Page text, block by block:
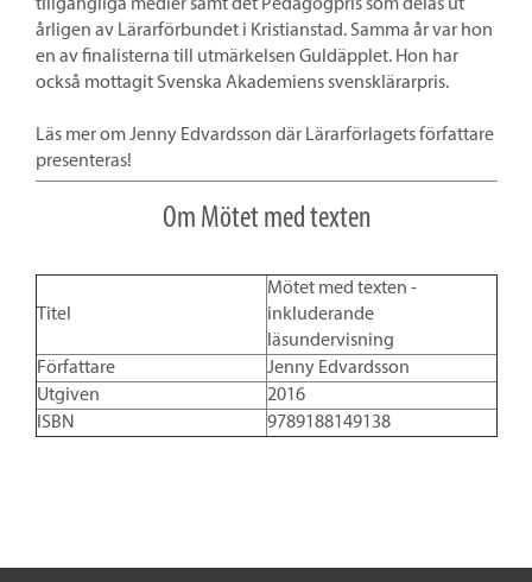
tillgängliga medier samt det Pedagogpris som delas ut
årligen av Lärarförbundet i Kristianstad. Samma år var hon
en av finalisterna till utmärkelsen Guldäpplet. Hon har
också mottagit Svenska Akademiens svensklärarpris.
Läs mer om Jenny Edvardsson där Lärarförlagets författare
presenteras!
Om Mötet med texten
Titel
Mötet med texten -
inkluderande
läsundervisning
Författare
Jenny Edvardsson
Utgiven
2016
ISBN
9789188149138